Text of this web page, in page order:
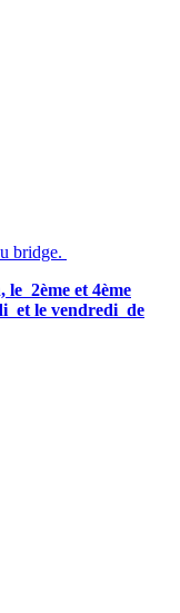
bridge.
le 2ème et 4ème
et le vendredi de